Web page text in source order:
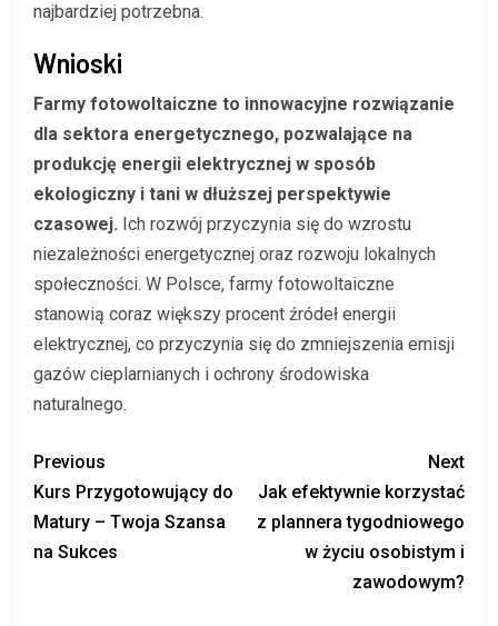
najbardziej potrzebna.
Wnioski
Farmy fotowoltaiczne to innowacyjne rozwiązanie
dla sektora energetycznego, pozwalające na
produkcję energii elektrycznej w sposób
ekologiczny i tani w dłuższej perspektywie
czasowej. Ich rozwój przyczynia się do wzrostu
niezależności energetycznej oraz rozwoju lokalnych
społeczności. W Polsce, farmy fotowoltaiczne
stanowią coraz większy procent źródeł energii
elektrycznej, co przyczynia się do zmniejszenia emisji
gazów cieplarnianych i ochrony środowiska
naturalnego.
Previous
Kurs Przygotowujący do
Matury – Twoja Szansa
na Sukces
Next
Jak efektywnie korzystać
z plannera tygodniowego
w życiu osobistym i
zawodowym?